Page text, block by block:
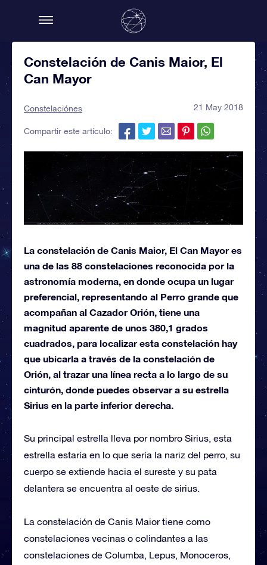
Constelación de Canis Maior, El
Can Mayor
Constelaciónes 21 May 2018
Compartir este artículo:
La constelación de Canis Maior, El Can Mayor es
una de las 88 constelaciones reconocida por la
astronomía moderna, en donde ocupa un lugar
preferencial, representando al Perro grande que
acompañan al Cazador Orión, tiene una
magnitud aparente de unos 380,1 grados
cuadrados, para localizar esta constelación hay
que ubicarla a través de la constelación de
Orión, al trazar una línea recta a lo largo de su
cinturón, donde puedes observar a su estrella
Sirius en la parte inferior derecha.
Su principal estrella lleva por nombro Sirius, esta
estrella estaría en lo que sería la nariz del perro, su
cuerpo se extiende hacia el sureste y su pata
delantera se encuentra al oeste de sirius.
La constelación de Canis Maior tiene como
constelaciones vecinas o colindantes a las
constelaciones de Columba, Lepus, Monoceros,